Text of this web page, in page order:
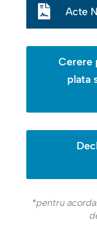
 Acte
Cerere
plata
*pentru